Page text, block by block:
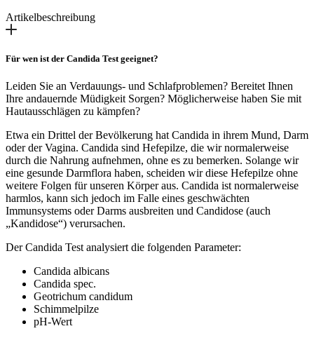
Artikelbeschreibung
Für wen ist der Candida Test geeignet?
Leiden Sie an Verdauungs- und Schlafproblemen? Bereitet Ihnen
Ihre andauernde Müdigkeit Sorgen? Möglicherweise haben Sie mit
Hautausschlägen zu kämpfen?
Etwa ein Drittel der Bevölkerung hat Candida in ihrem Mund, Darm
oder der Vagina. Candida sind Hefepilze, die wir normalerweise
durch die Nahrung aufnehmen, ohne es zu bemerken. Solange wir
eine gesunde Darmflora haben, scheiden wir diese Hefepilze ohne
weitere Folgen für unseren Körper aus. Candida ist normalerweise
harmlos, kann sich jedoch im Falle eines geschwächten
Immunsystems oder Darms ausbreiten und Candidose (auch
„Kandidose“) verursachen.
Der Candida Test analysiert die folgenden Parameter:
Candida albicans
Candida spec.
Geotrichum candidum
Schimmelpilze
pH-Wert